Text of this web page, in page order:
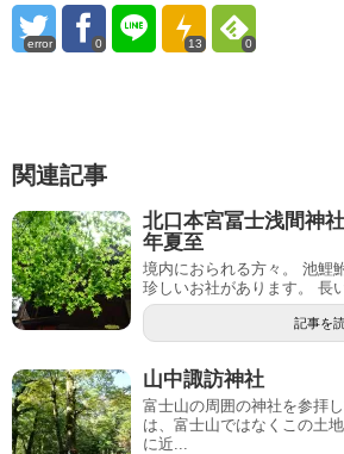
error 0 13 0
関連記事
北口本宮冨士浅間
年夏至
境内におられる方々。 池鯉
珍しいお社があります。 長
記事を
山中諏訪神社
富士山の周囲の神社を参拝
は、富士山ではなくこの土
に近...